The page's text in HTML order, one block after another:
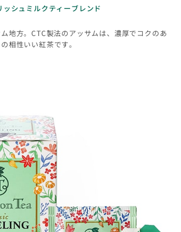
シュミルクティーブレンド
地方。CTC製法のアッサムは、濃厚でコクのあ
相性いい紅茶です。